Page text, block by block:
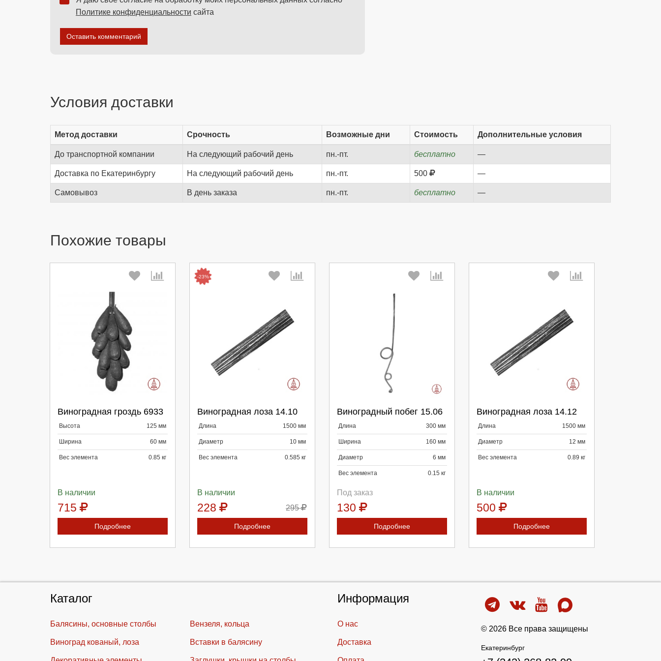
Политике конфиденциальности сайта
Оставить комментарий
Условия доставки
Метод доставки Срочность Возможные дни Стоимость Дополнительные условия
До транспортной компании На следующий рабочий день пн.-пт. бесплатно —
Доставка по Екатеринбургу На следующий рабочий день пн.-пт. 500 —
Самовывоз В день заказа пн.-пт. бесплатно —
Похожие товары
Виноградная гроздь 6933
Высота 125 мм
Ширина 60 мм
Вес элемента 0.85 кг
В наличии
715
Подробнее
Выберите количество:
Продолжить Отмена
Виноградная лоза 14.10
Длина 1500 мм
Диаметр 10 мм
Вес элемента 0.585 кг
В наличии
-23%
228 295
Подробнее
Выберите количество:
Продолжить Отмена
Виноградный побег 15.06
Длина 300 мм
Ширина 160 мм
Диаметр 6 мм
Вес элемента 0.15 кг
Под заказ
130
Подробнее
Выберите количество:
Продолжить Отмена
Виноградная лоза 14.12
Длина 1500 мм
Диаметр 12 мм
Вес элемента 0.89 кг
В наличии
500
Подробнее
Выберите количество:
Продолжить Отмена
Каталог
Балясины, основные столбы Вензеля, кольца
Виноград кованый, лоза Вставки в балясину
Информация
О нас
Доставка
© 2026 Все права защищены
Екатеринбург